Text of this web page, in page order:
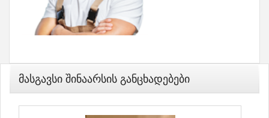
Მასგავსი Შინაარსის Განცხადებები